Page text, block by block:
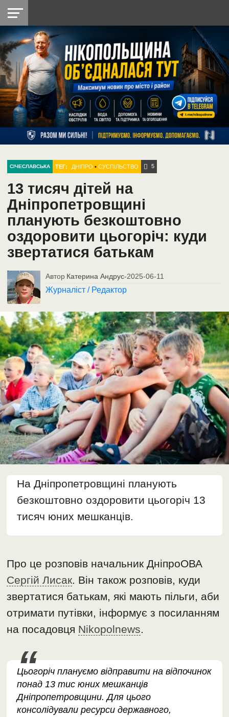
НІКОПОЛЬ
РАЙОН
СІЧЕСЛАВСЬКА
УКРАЇНА
РЕТРО
НІКОПОЛЬ
ЛАЙТ
УКРАЇНА
ДОПОМОГА
РАДІО
СІЧЕСЛАВСЬКА ТЕГ: ДНІПРО •СУСПІЛЬСТВО 5
13 тисяч дітей на
Дніпропетровщині
планують безкоштовно
оздоровити цьогоріч: куди
звертатися батькам
Автор Катерина Андрус-2025-06-11
Журналіст / Редактор
На Дніпропетровщині планують
безкоштовно оздоровити цьогоріч 13
тисяч юних мешканців.
Про це розповів начальник ДніпроОВА
Сергій Лисак. Він також розповів, куди
звертатися батькам, які мають пільги, аби
отримати путівки, інформує з посиланням
на посадовця Nikopolnews.
Цьогоріч плануємо відправити на відпочинок
понад 13 тис юних мешканців
Дніпропетровщини. Для цього
консолідували ресурси державного,